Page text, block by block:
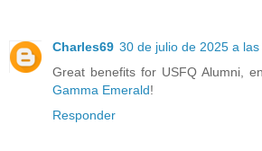
Charles69 30 de julio de 2025 a las
Great benefits for USFQ Alumni,
Gamma Emerald!
Responder